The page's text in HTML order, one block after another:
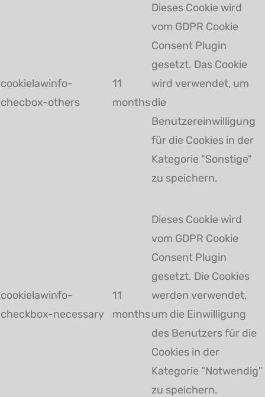
cookielawinfo-
checbox-others
11
months
Dieses Cookie wird
vom GDPR Cookie
Consent Plugin
gesetzt. Das Cookie
wird verwendet, um
die
Benutzereinwilligung
für die Cookies in der
Kategorie "Sonstige"
zu speichern.
cookielawinfo-
checkbox-necessary
11
months
Dieses Cookie wird
vom GDPR Cookie
Consent Plugin
gesetzt. Die Cookies
werden verwendet,
um die Einwilligung
des Benutzers für die
Cookies in der
Kategorie "Notwendig"
zu speichern.